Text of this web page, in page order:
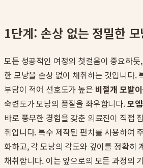
1단계: 손상 없는 정밀한
모든 성공적인 여정의 첫걸음이 중요하
한 모낭을 손상 없이 채취하는 것입니다.
부담이 적어 선호도가 높은 비절개 모발
숙련도가 모낭의 품질을 좌우합니다.모
바로 풍부한 경험을 갖춘 의료진이 직접
취입니다. 특수 제작된 펀치를 사용하여
화하고, 각 모낭의 각도와 깊이를 정확히
채취합니다. 이는 앞으로의 모든 과정의